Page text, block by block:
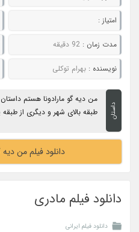
امتیاز :
مدت زمان :92 دقیقه
نویسنده :بهرام توکلی
داستان
طبقه بالای شهر و دیگری از
دانلود فیلم من
دانلود فیلم مادری
دانلود فیلم ایرانی